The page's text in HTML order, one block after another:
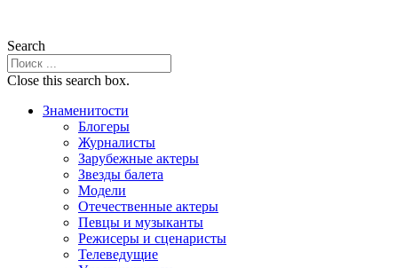
Search
Close this search box.
Знаменитости
Блогеры
Журналисты
Зарубежные актеры
Звезды балета
Модели
Отечественные актеры
Певцы и музыканты
Режисеры и сценаристы
Телеведущие